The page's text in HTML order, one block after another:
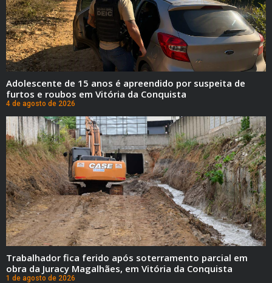
Adolescente de 15 anos é apreendido por suspeita de
furtos e roubos em Vitória da Conquista
4 de agosto de 2026
Trabalhador fica ferido após soterramento parcial em
obra da Juracy Magalhães, em Vitória da Conquista
1 de agosto de 2026